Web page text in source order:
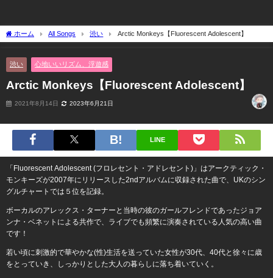
ホーム All Songs 渋い Arctic Monkeys【Fluorescent Adolescent】
渋い 心地いいリズム、浮遊感
Arctic Monkeys【Fluorescent Adolescent】
2021年8月14日 2023年6月21日
LINE
「Fluorescent Adolescent (フロレセント・アドレセント)」はアークティック・
モンキーズが2007年にリリースした2ndアルバムに収録された曲で、UKのシン
グルチャートでは５位を記録。
ボーカルのアレックス・ターナーと当時の彼のガールフレンドであったジョア
ンナ・ベネットによる共作で、ライブでも頻繁に演奏されている人気の高い曲
です！
若い頃に刺激的で華やかな(性)生活を送っていた女性が30代、40代と徐々に歳
をとっていき、しっかりとした大人の暮らしに落ち着いていく。